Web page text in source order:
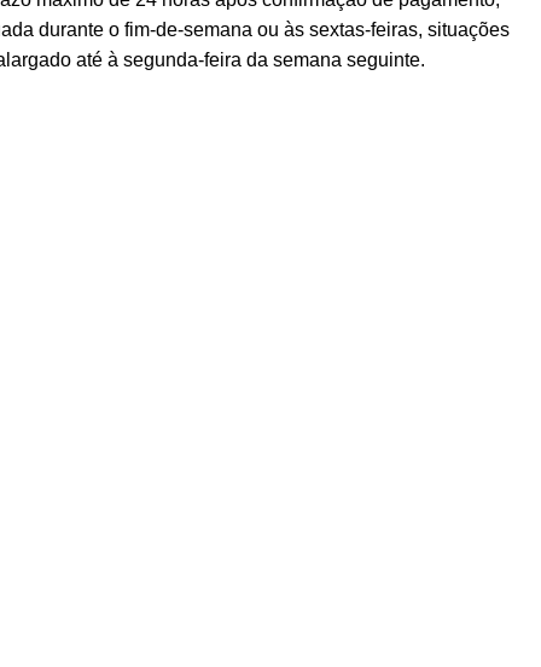
durante o fim-de-semana ou às sextas-feiras, situações
até à segunda-feira da semana seguinte.